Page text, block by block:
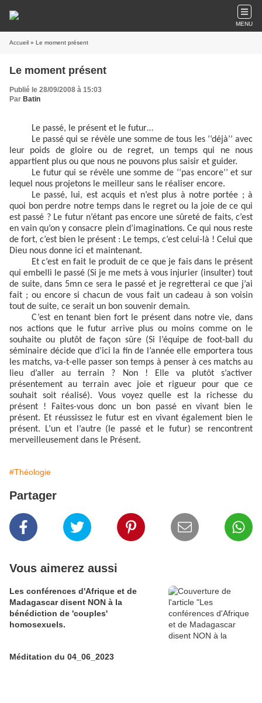
MENU
Accueil » Le moment présent
Le moment présent
Publié le 28/09/2008 à 15:03
Par Batin
Le passé, le présent et le futur…
Le passé qui se révèle une somme de tous les ‘‘déjà’’ avec
leur poids de gloire ou de regret, un temps qui ne nous
appartient plus ou que nous ne pouvons plus saisir et guider.
Le futur qui se révèle une somme de ‘‘pas encore’’ et sur
lequel nous projetons le meilleur sans le réaliser encore.
Le passé, lui, est acquis et n’est plus à notre portée ; à
quoi bon perdre notre temps dans le regret ou la joie de ce qui
est passé ? Le futur n’étant pas encore une sûreté de faits, c’est
en vain qu’on y consacre plein d’imaginations. Ce qui nous reste
de fort, c’est bien le présent : Le temps, c’est celui-là ! Celui que
Dieu nous donne ici et maintenant.
Et c’est en fait le produit de ce que je fais dans le présent
qui embelli le passé (Si je me mets à vous injurier (insulter) tout
de suite, dans 5mn ce sera le passé et je regretterai ce que j’ai
fait ; ou encore si chacun de vous fait un cadeau à son voisin
tout de suite, ce serait un bon souvenir demain.
C’est en tenant bien fort le présent dans notre vie, dans
nos actions que le futur arrive plus ou moins comme on le
souhaite ou plutôt de façon sûre (Si l’équipe de foot-ball du
séminaire décide que d’ici la fin de l’année elle emportera tous
les matchs, va-t-elle passer son temps à penser à ces matchs au
lieu d’aller au terrain ? Non ! Elle va plutôt s’activer
présentement au terrain avec joie et rigueur pour que ce
souhait soit réalisé). Vous voyez quelle est la richesse du
présent ! Faites-vous donc un bon passé en vivant bien le
présent. Et réussissez le futur est en vivant également bien le
présent. L’un et l’autre (le passé et le futur) se rencontrent
merveilleusement dans le Présent.
#Théologie
Partager
Vous aimerez aussi
Les conférences d'Afrique et de
Madagascar disent NON à la
bénédiction de 'couples'
homosexuels.
Méditation du 04_06_2023